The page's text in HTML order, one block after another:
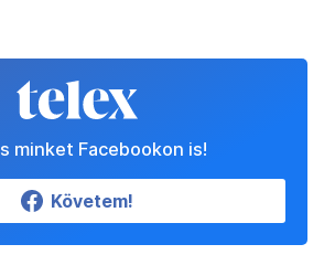
minket Facebookon is!
Követem!